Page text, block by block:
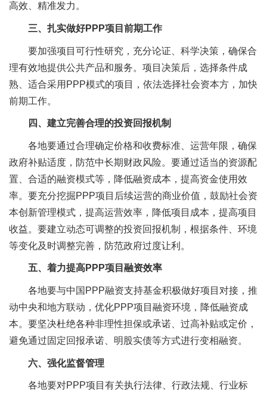
高效、精准发力。
三、扎实做好PPP项目前期工作
要加强项目可行性研究，充分论证、科学决策，确保合
理有效地提供公共产品和服务。项目决策后，选择条件成
熟、适合采用PPP模式的项目，依法选择社会资本方，加快
前期工作。
四、建立完善合理的投资回报机制
各地要通过合理确定价格和收费标准、运营年限，确保
政府补贴适度，防范中长期财政风险。要通过适当的资源配
置、合适的融资模式等，降低融资成本，提高资金使用效
率。要充分挖掘PPP项目后续运营的商业价值，鼓励社会资
本创新管理模式，提高运营效率，降低项目成本，提高项目
收益。要建立动态可调整的投资回报机制，根据条件、环境
等变化及时调整完善，防范政府过度让利。
五、着力提高PPP项目融资效率
各地要与中国PPP融资支持基金积极做好项目对接，推
动中央和地方联动，优化PPP项目融资环境，降低融资成
本。要坚决杜绝各种非理性担保或承诺、过高补贴或定价，
避免通过固定回报承诺、明股实债等方式进行变相融资。
六、强化监督管理
各地要对PPP项目有关执行法律、行政法规、行业标